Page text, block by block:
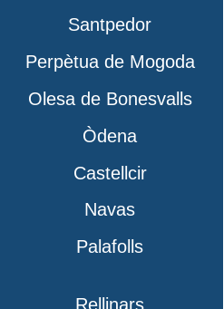
Santpedor
Perpètua de Mogoda
Olesa de Bonesvalls
Òdena
Castellcir
Navas
Palafolls
Rellinars